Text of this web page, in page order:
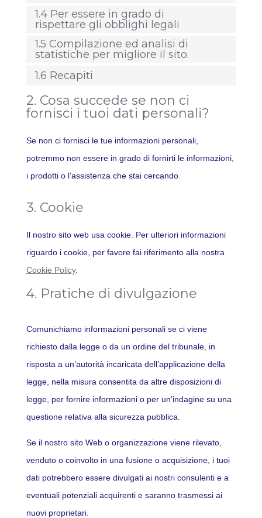
1.4 Per essere in grado di
rispettare gli obblighi legali
1.5 Compilazione ed analisi di
statistiche per migliore il sito.
1.6 Recapiti
2. Cosa succede se non ci
fornisci i tuoi dati personali?
Se non ci fornisci le tue informazioni personali,
potremmo non essere in grado di fornirti le informazioni,
i prodotti o l’assistenza che stai cercando.
3. Cookie
Il nostro sito web usa cookie. Per ulteriori informazioni
riguardo i cookie, per favore fai riferimento alla nostra
Cookie Policy.
4. Pratiche di divulgazione
Comunichiamo informazioni personali se ci viene
richiesto dalla legge o da un ordine del tribunale, in
risposta a un’autorità incaricata dell’applicazione della
legge, nella misura consentita da altre disposizioni di
legge, per fornire informazioni o per un’indagine su una
questione relativa alla sicurezza pubblica.
Se il nostro sito Web o organizzazione viene rilevato,
venduto o coinvolto in una fusione o acquisizione, i tuoi
dati potrebbero essere divulgati ai nostri consulenti e a
eventuali potenziali acquirenti e saranno trasmessi ai
nuovi proprietari.